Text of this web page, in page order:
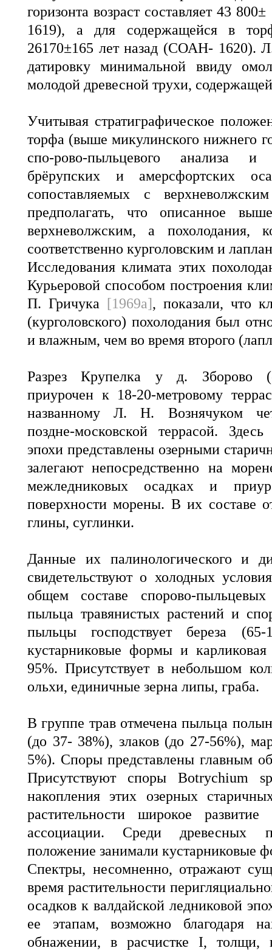
горизонта возраст составляет 43
1619), а для содержащейся в
26170±165 лет назад (СОАН- 1620).
датировку минимальной ввиду
молодой древесной трухи,
Учитывая стратиграфическое
торфа (выше микулинского нижнего
спо-рово-пыльцевого анализа
брёрупских и амерсфортских
сопоставляемых с
предполагать, что описанное
верхневолжским, а похолодания,
соответственно курголовским и
Исследования климата этих
Курьеровой способом построения
П. Гричука [1969а], показали, что
(курголовского) похолодания был
и влажным, чем во время второго
Разрез Крупелка у д. Зборово
приурочен к 18-20-метровому
названному Л. Н. Вознячуком
поздне-московской террасой.
эпохи представлены озерными
залегают непосредственно на
межледниковых осадках и
поверхности морены. В их составе
глины, суглинки.
Данные их палинологического и
свидетельствуют о холодных
общем составе спорово-пыльцевых
пыльца травянистых растений и
пыльцы господствует береза
кустарниковые формы и
95%. Присутствует в небольшом
ольхи, единичные зерна липы, граба.
В группе трав отмечена пыльца
(до 37- 38%), злаков (до 27-56%),
5%). Споры представлены главным
Присутствуют споры Botrychium
накопления этих озерных
растительности широкое развитие
ассоциации. Среди древесных
положение занимали кустарниковые
Спектры, несомненно, отражают
время растительности
осадков к валдайской ледниковой
ее этапам, возможно благодаря
обнажении, в расчистке I, толщи,